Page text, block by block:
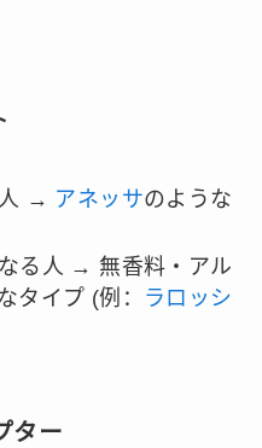
→ アネッサのような
る人 → 無香料・アル
タイプ (例： ラロッシ
ター